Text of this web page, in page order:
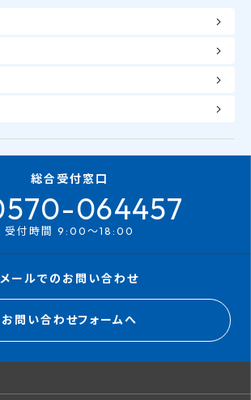
総合受付窓口
064457
受付時間 9:00～18:00
メールでのお問い合わせ
お問い合わせフォームへ